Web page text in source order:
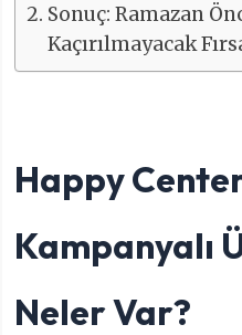
Sonuç: Ramazan
Kaçırılmayacak
Happy
Kampanyalı
Neler Var?